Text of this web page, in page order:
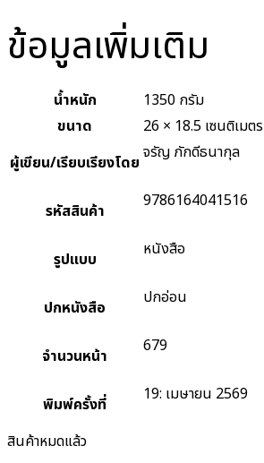
ข้อมูลเพิ่มเติม
น้ำหนัก
1350 กรัม
ขนาด
26 × 18.5 เซนติเมตร
ผู้เขียน/เรียบเรียงโดย จรัญ ภักดีธนากุล
รหัสสินค้า 9786164041516
รูปแบบ หนังสือ
ปกหนังสือ ปกอ่อน
จำนวนหน้า 679
พิมพ์ครั้งที่ 19: เมษายน 2569
สินค้าหมดแล้ว